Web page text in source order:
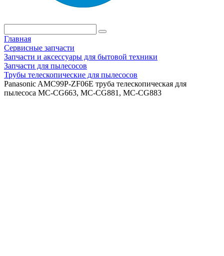
Главная
Сервисные запчасти
Запчасти и аксессуары для бытовой техники
Запчасти для пылесосов
Трубы телескопические для пылесосов
Panasonic AMC99P-ZF06E труба телескопическая для
пылесоса MC-CG663, MC-CG881, MC-CG883